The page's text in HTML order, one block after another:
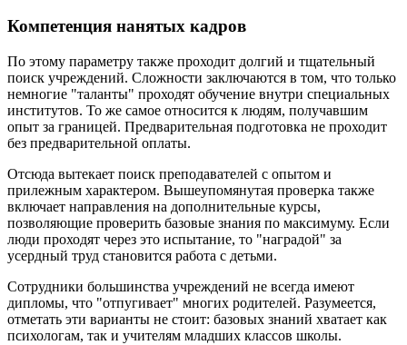
Компетенция нанятых кадров
По этому параметру также проходит долгий и тщательный
поиск учреждений. Сложности заключаются в том, что только
немногие "таланты" проходят обучение внутри специальных
институтов. То же самое относится к людям, получавшим
опыт за границей. Предварительная подготовка не проходит
без предварительной оплаты.
Отсюда вытекает поиск преподавателей с опытом и
прилежным характером. Вышеупомянутая проверка также
включает направления на дополнительные курсы,
позволяющие проверить базовые знания по максимуму. Если
люди проходят через это испытание, то "наградой" за
усердный труд становится работа с детьми.
Сотрудники большинства учреждений не всегда имеют
дипломы, что "отпугивает" многих родителей. Разумеется,
отметать эти варианты не стоит: базовых знаний хватает как
психологам, так и учителям младших классов школы.